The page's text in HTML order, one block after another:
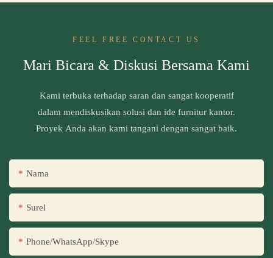
FEEL FREE CONTACT US
Mari Bicara & Diskusi Bersama Kami
Kami terbuka terhadap saran dan sangat kooperatif
dalam mendiskusikan solusi dan ide furnitur kantor.
Proyek Anda akan kami tangani dengan sangat baik.
Nama
Surel
Phone/WhatsApp/Skype